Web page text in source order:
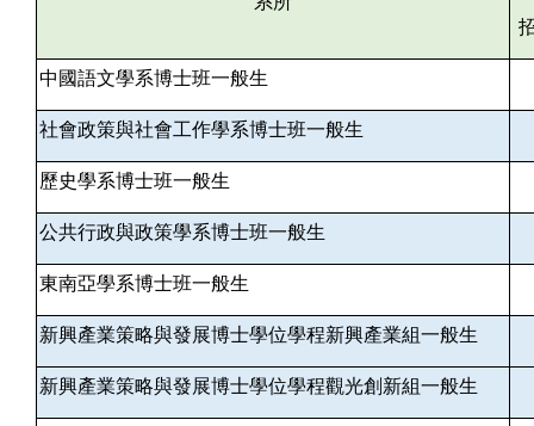
中國語文學系博士班一般生
社會政策與社會工作學系博士班一般生
歷史學系博士班一般生
公共行政與政策學系博士班一般生
東南亞學系博士班一般生
新興產業策略與發展博士學位學程新興產業組一般生
新興產業策略與發展博士學位學程觀光創新組一般生